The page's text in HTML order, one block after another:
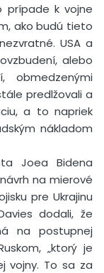
k vojne
ako budú tieto
USA a
alebo
predlžovali a
a to napriek
nákladom
Joea Bidena
na mierové
pre Ukrajinu
dodali, že
na postupnej
„ktorý je
vojny. To sa za